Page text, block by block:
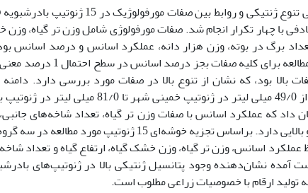
و روابط بین صفات مورفولوژیک در 15 ژنوتیپ بادرشبویه (
با چهار تکرار انجام شد. صفات مورفولوژی شامل وزن تر گیاه، وزن
برگ در بوته، وزن هزار دانه، عملکرد اسانس و درصد اسانس
اختلاف ژنوتیپ‌های مورد
بالا بود، که نشان از تنوع بالا در صفات مورد بررسی دارد.
ژنوتیپ‌های مورد بررسی از 49/0 میلی لیتر در
که عملکرد اسانس با صفات وزن تر گیاه، تعداد شاخه‌های
اسانس همبستگی مثبت و بالایی دارد. براساس تجزیه
عملکرد اسانس، وزن تر گیاه، وزن خشک گیاه، ارتفاع گیاه و تعداد
آمده نشان‌دهنده وجود پتانسیل ژنتیکی بالا در ژنوتیپ‌های
تولید ارقام با خصوصیات زراعی مطلوب است.